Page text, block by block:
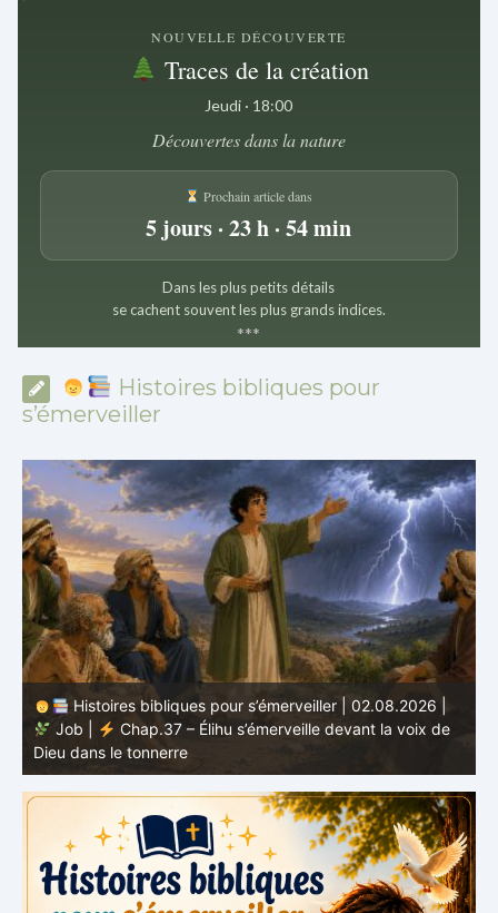
NOUVELLE DÉCOUVERTE
Traces de la création
Jeudi · 18:00
Découvertes dans la nature
Prochain article dans
5 jours · 23 h · 54 min
Dans les plus petits détails
se cachent souvent les plus grands indices.
***
Histoires bibliques pour
s’émerveiller
Histoires bibliques pour s’émerveiller | 01.08.2026 |
Job |
Chap.36 – Élihu continue de parler de la
grandeur de Dieu